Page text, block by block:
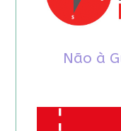
Não à